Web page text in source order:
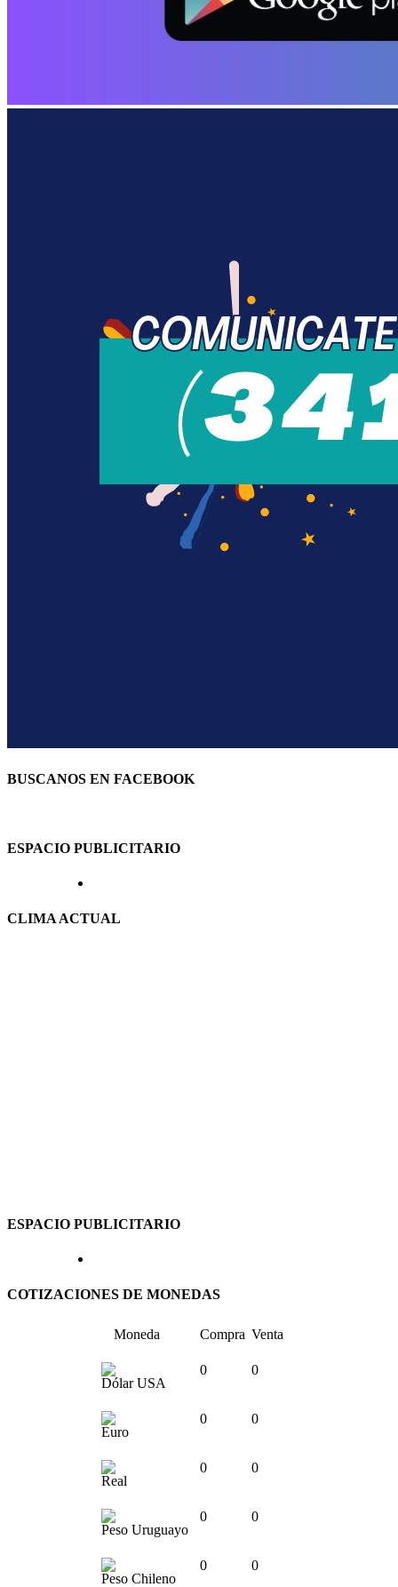
BUSCANOS EN FACEBOOK
ESPACIO PUBLICITARIO
CLIMA ACTUAL
ESPACIO PUBLICITARIO
COTIZACIONES DE MONEDAS
Moneda Compra Venta
Dólar USA
0 0
Euro
0 0
Real
0 0
Peso Uruguayo
0 0
Peso Chileno
0 0